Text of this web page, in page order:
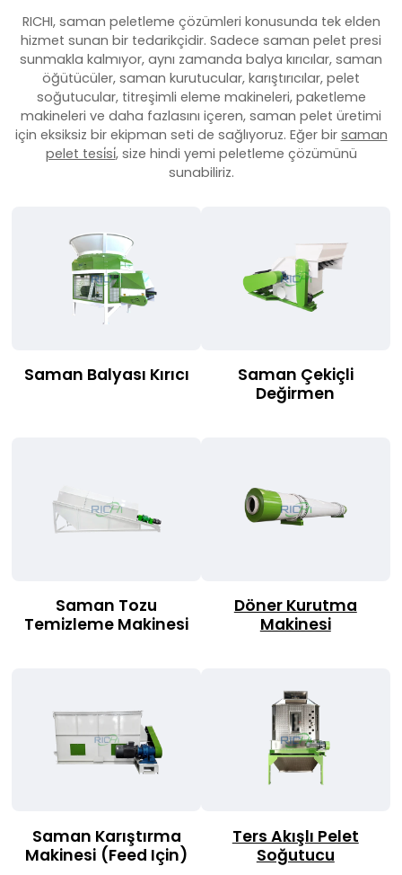
RICHI, saman peletleme çözümleri konusunda tek elden
hizmet sunan bir tedarikçidir. Sadece saman pelet presi
sunmakla kalmıyor, aynı zamanda balya kırıcılar, saman
öğütücüler, saman kurutucular, karıştırıcılar, pelet
soğutucular, titreşimli eleme makineleri, paketleme
makineleri ve daha fazlasını içeren, saman pelet üretimi
için eksiksiz bir ekipman seti de sağlıyoruz. Eğer bir saman
pelet tesi̇si̇, size hindi yemi peletleme çözümünü
sunabiliriz.
Saman Balyası Kırıcı
Saman Çekiçli
Değirmen
Saman Tozu
Temizleme Makinesi
Döner Kurutma
Makinesi
Saman Karıştırma
Makinesi (Feed Için)
Ters Akışlı Pelet
Soğutucu